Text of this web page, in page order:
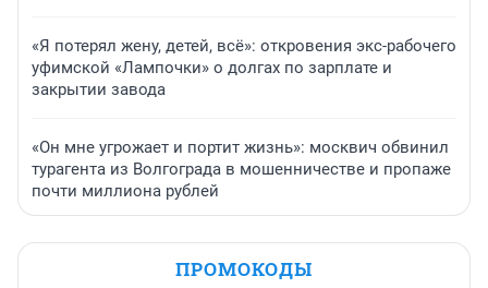
«Я потерял жену, детей, всё»: откровения экс-рабочего
уфимской «Лампочки» о долгах по зарплате и
закрытии завода
«Он мне угрожает и портит жизнь»: москвич обвинил
турагента из Волгограда в мошенничестве и пропаже
почти миллиона рублей
ПРОМОКОДЫ